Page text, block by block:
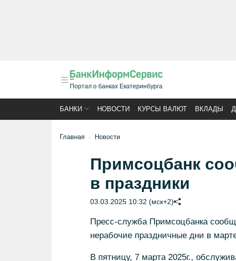
Портал о банках Екатеринбурга
БАНКИ НОВОСТИ КУРСЫ ВАЛЮТ ВКЛАДЫ
Главная Новости
Примсоцбанк
в праздники
03.03.2025 10:32 (мск+2)
Пресс-служба Примсоцбанка
нерабочие праздничные дни в
В пятницу, 7 марта 2025г.,